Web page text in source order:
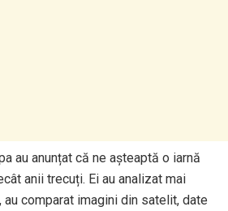
au anunțat că ne așteaptă o iarnă
anii trecuți. Ei au analizat mai
comparat imagini din satelit, date